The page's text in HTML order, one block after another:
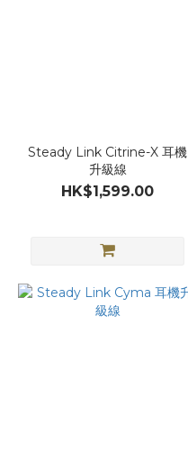
Steady Link Citrine-X 耳機
升級線
HK$1,599.00